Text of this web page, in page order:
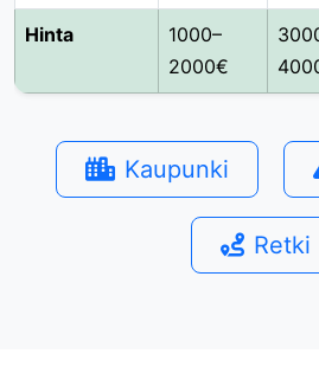
Hinta
1000–
2000€
Kaupunki
Retki